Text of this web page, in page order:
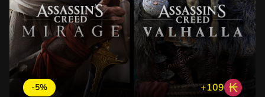
-5% +109 ₭